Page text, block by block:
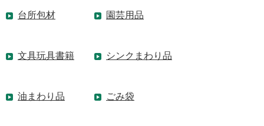
台所包材 園芸用品
文具玩具書籍 シンクまわり品
油まわり品 ごみ袋